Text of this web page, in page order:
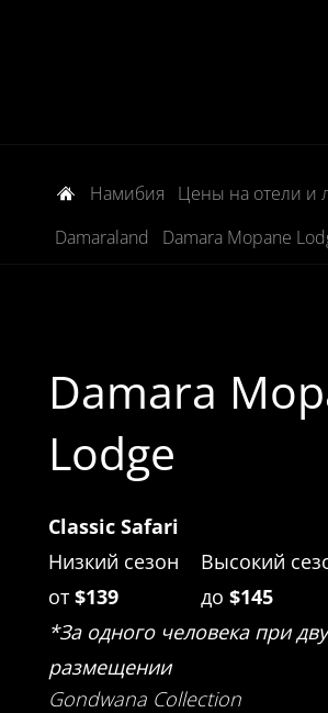
Намибия
Цены на отели и
Damaraland
Damara Mopane
Damara
Lodge
Classic Safari
Низкий сезон
от$139
Высокий
до $145
*За одного человека при
размещении
Gondwana Collection